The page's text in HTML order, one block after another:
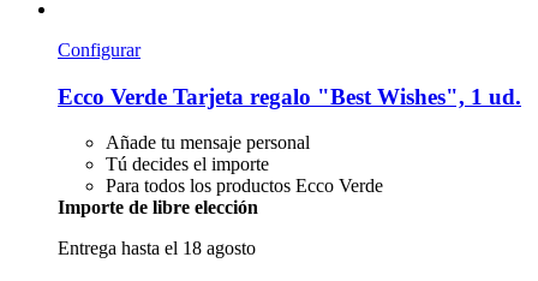
Configurar
Ecco Verde Tarjeta regalo "Best Wishes", 1 ud.
Añade tu mensaje personal
Tú decides el importe
Para todos los productos Ecco Verde
Importe de libre elección
Entrega hasta el 18 agosto